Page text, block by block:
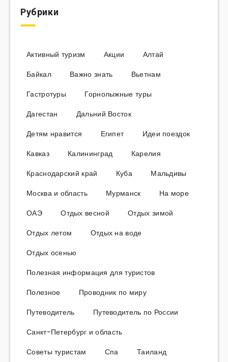
Рубрики
Активный туризм Акции
Алтай
Байкал
Важно знать
Вьетнам
Гастротуры
Горнолыжные туры
Дагестан
Дальний Восток
Детям нравится
Египет
Идеи поездок
Кавказ
Калининград
Карелия
Краснодарский край
Куба
Мальдивы
Москва и область
Мурманск
На море
ОАЭ
Отдых весной
Отдых зимой
Отдых летом
Отдых на воде
Отдых осенью
Полезная информация для туристов
Полезное
Проводник по миру
Путеводитель
Путеводитель по России
Санкт-Петербург и область
Советы туристам
Спа Таиланд